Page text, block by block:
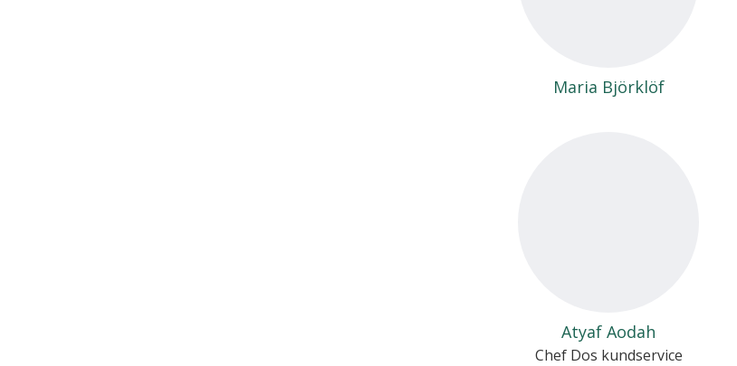
Maria Björklöf
Atyaf Aodah
Chef Dos kundservice